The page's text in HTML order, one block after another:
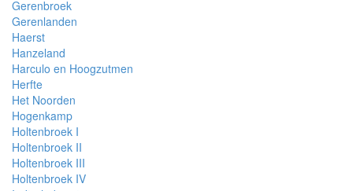
Gerenbroek
Gerenlanden
Haerst
Hanzeland
Harculo en Hoogzutmen
Herfte
Het Noorden
Hogenkamp
Holtenbroek I
Holtenbroek II
Holtenbroek III
Holtenbroek IV